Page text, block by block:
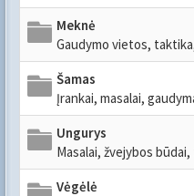
Meknė
Gaudymo vietos,
Šamas
Įrankai, masalai,
Ungurys
Masalai, žvejybos
Vėgėlė